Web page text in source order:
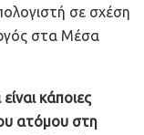
σε σχέση
στα Μέσα
κάποιες
ατόμου στη